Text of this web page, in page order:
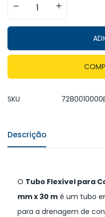
SKU
Descrição
O Tubo Flexível para
mm x 30 m é um tubo
para a drenagem de